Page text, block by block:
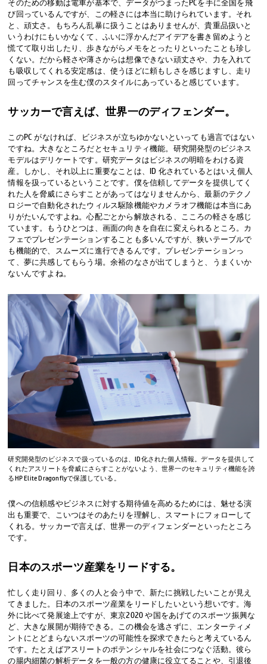
そのための移動は電車が基本で、データがつまったPCを手に全国を飛
び回っているんですが、この軽さには本当に助けられています。それ
と、頑丈さ。もちろん乱暴に扱うことはありませんが、貴重品扱いと
いうわけにもいかなくて、ふいに浮かんだアイデアを書き留めようと
慌てて取り出したり、歩きながらメモをとったりといったことも珍し
くない。だから軽さや薄さからは想像できない頑丈さや、力を入れて
も吸収してくれる安定感は、使うほどに頼もしさを感じますし、走り
回ってチャンスを生む僕のスタイルにあっていると感じています。
サッカーで言えば、世界一のディフェンダー。
このPC がなければ、ビジネスが立ちゆかないといっても過言ではない
ですね。大きなところだとセキュリティ機能。研究開発型のビジネス
モデルはデリケートです。研究データはビジネスの明暗をわける資
産。しかし、それ以上に重要なことは、ID 化されているとはいえ個人
情報を扱っているということです。僕を信頼してデータを提供してく
れた人を脅威にさらすことがあってはなりませんから、最新のテクノ
ロジーで自動化されたウィルス駆除機能やカメラオフ機能は本当にあ
りがたいんですよね。心配ごとから解放される、こころの軽さを感じ
ています。もうひとつは、画面の向きを自在に変えられるところ。カ
フェでプレゼンテーションすることも多いんですが、狭いテーブルで
も機能的で、スムーズに進行できるんです。プレゼンテーションっ
て、夢に共感してもらう場。余裕のなさが出てしまうと、うまくいか
ないんですよね。
研究開発型のビジネスで扱っているのは、ID化された個人情報。データを提供して
くれたアスリートを脅威にさらすことがないよう、世界一のセキュリティ機能を誇
るHP Elite Dragonflyで保護している。
僕への信頼感やビジネスに対する期待値を高めるためには、魅せる演
出も重要で、こいつはそのあたりを理解し、スマートにフォローして
くれる。サッカーで言えば、世界一のディフェンダーといったところ
です。
日本のスポーツ産業をリードする。
忙しく走り回り、多くの人と会う中で、新たに挑戦したいことが見え
てきました。日本のスポーツ産業をリードしたいという想いです。海
外に比べて発展途上ですが、東京2020 や国をあげてのスポーツ振興な
ど、大きな展開が期待できる。この機会を逃さずに、エンターティメ
ントにとどまらないスポーツの可能性を探求できたらと考えているん
です。たとえばアスリートのポテンシャルを社会につなぐ活動。彼ら
の腸内細菌の解析データを一般の方の健康に役立てることや、引退後